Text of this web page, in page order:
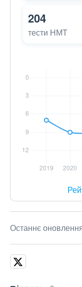
204
тести НМТ
Останнє